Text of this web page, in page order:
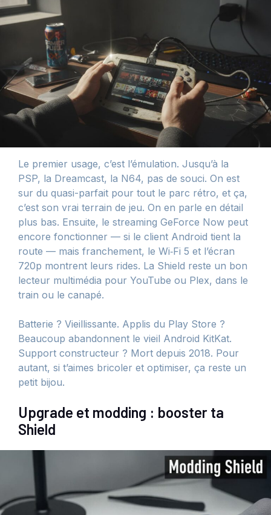
Le premier usage, c’est l’émulation. Jusqu’à la
PSP, la Dreamcast, la N64, pas de souci. On est
sur du quasi-parfait pour tout le parc rétro, et ça,
c’est son vrai terrain de jeu. On en parle en détail
plus bas. Ensuite, le streaming GeForce Now peut
encore fonctionner — si le client Android tient la
route — mais franchement, le Wi‑Fi 5 et l’écran
720p montrent leurs rides. La Shield reste un bon
lecteur multimédia pour YouTube ou Plex, dans le
train ou le canapé.
Batterie ? Vieillissante. Applis du Play Store ?
Beaucoup abandonnent le vieil Android KitKat.
Support constructeur ? Mort depuis 2018. Pour
autant, si t’aimes bricoler et optimiser, ça reste un
petit bijou.
Upgrade et modding : booster ta
Shield